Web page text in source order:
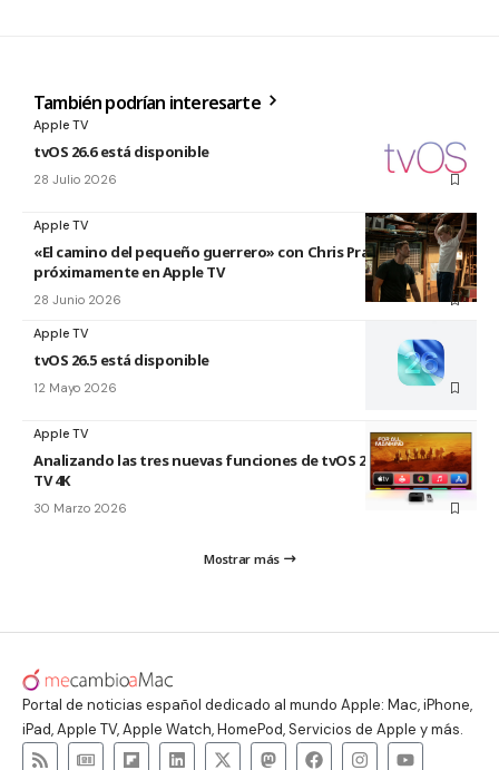
También podrían interesarte
Apple TV
tvOS 26.6 está disponible
28 Julio 2026
Apple TV
«El camino del pequeño guerrero» con Chris Pratt
próximamente en Apple TV
28 Junio 2026
Apple TV
tvOS 26.5 está disponible
12 Mayo 2026
Apple TV
Analizando las tres nuevas funciones de tvOS 26.4 para Apple
TV 4K
30 Marzo 2026
Mostrar más
Portal de noticias español dedicado al mundo Apple: Mac, iPhone,
iPad, Apple TV, Apple Watch, HomePod, Servicios de Apple y más.